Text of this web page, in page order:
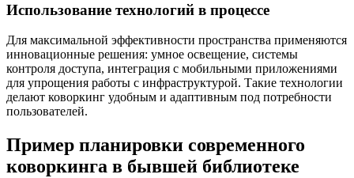
Использование технологий в процессе
Для максимальной эффективности пространства применяются
инновационные решения: умное освещение, системы
контроля доступа, интеграция с мобильными приложениями
для упрощения работы с инфраструктурой. Такие технологии
делают коворкинг удобным и адаптивным под потребности
пользователей.
Пример планировки современного
коворкинга в бывшей библиотеке